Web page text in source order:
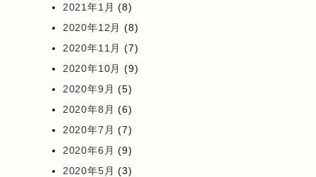
2021年1月 (8)
2020年12月 (8)
2020年11月 (7)
2020年10月 (9)
2020年9月 (5)
2020年8月 (6)
2020年7月 (7)
2020年6月 (9)
2020年5月 (3)